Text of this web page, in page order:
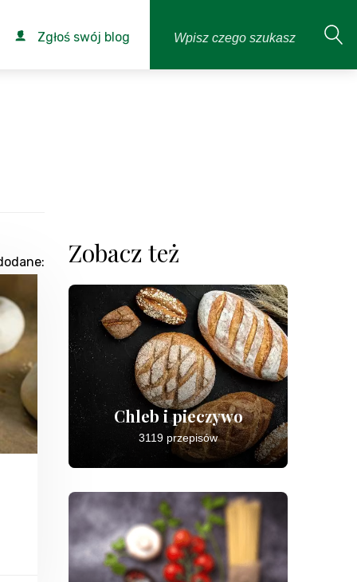
Zgłoś swój blog
Zobacz też
Chleb i pieczywo
3119 przepisów